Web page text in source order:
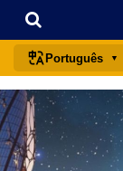
Português
português
english
español